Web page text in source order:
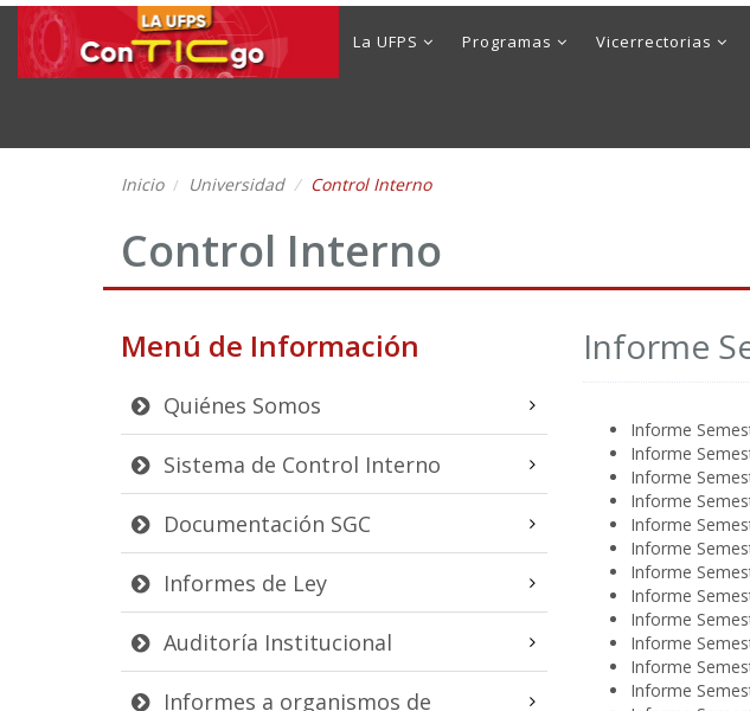
La UFPS Programas Vicerrectorias
Inicio Universidad Control Interno
Control Interno
Menú de Información
Quiénes Somos
Sistema de Control Interno
Documentación SGC
Informes de Ley
Auditoría Institucional
Informes a organismos de
Informe
Informe
Informe
Informe
Informe
Informe
Informe
Informe
Informe
Informe
Informe
Informe
Informe